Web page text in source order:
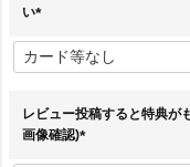
い
必
須
レビュー投稿すると特典
画像確認)